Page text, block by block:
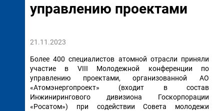
управлению проектами
21.11.2023
Более 400 специалистов атомной отрасли приняли
участие в VIII Молодежной конференции по
управлению проектами, организованной АО
«Атомэнергопроект» (входит в состав
Инжинирингового дивизиона Госкорпорации
«Росатом») при содействии Совета молодежи